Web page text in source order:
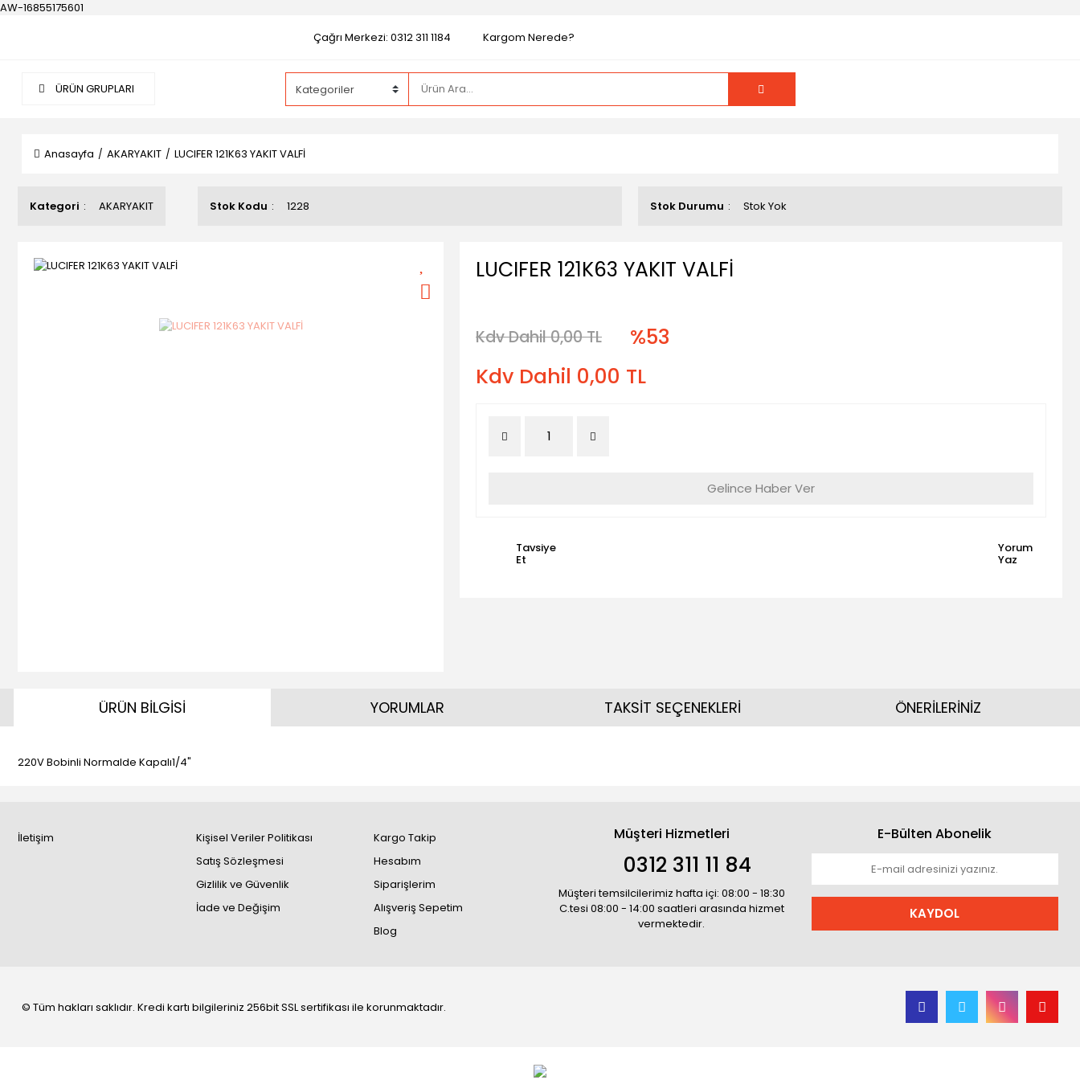
AW-16855175601
Çağrı Merkezi: 0312 311 1184
Kargom Nerede?
ÜRÜN GRUPLARI
Anasayfa AKARYAKIT LUCIFER 121K63 YAKIT VALFİ
Kategori AKARYAKIT Stok Kodu 1228 Stok Durumu Stok Yok
LUCIFER 121K63 YAKIT VALFİ
Kdv Dahil 0,00 TL
%53
Kdv Dahil 0,00 TL
Gelince Haber Ver
Tavsiye
Et
Yorum
Yaz
ÜRÜN BİLGİSİ
220V Bobinli Normalde Kapalı1/4"
YORUMLAR TAKSİT SEÇENEKLERİ ÖNERİLERİNİZ
İletişim
Kişisel Veriler Politikası
Satış Sözleşmesi
Gizlilik ve Güvenlik
İade ve Değişim
Kargo Takip
Hesabım
Siparişlerim
Alışveriş Sepetim
Blog
Müşteri Hizmetleri
0312 311 11 84
Müşteri temsilcilerimiz hafta içi: 08:00 - 18:30
C.tesi 08:00 - 14:00 saatleri arasında hizmet
vermektedir.
E-Bülten Abonelik
KAYDOL
© Tüm hakları saklıdır. Kredi kartı bilgileriniz 256bit SSL sertifikası ile korunmaktadır.